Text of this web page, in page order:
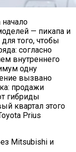
— пикапа и
того, чтобы
согласно
внутреннего
одну
вызвано
продажи
гибриды
квартал этого
Prius